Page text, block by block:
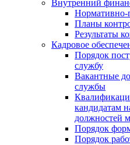
Внутренний
Нормативно-
Планы
Результаты
Кадровое
Порядок
службу
Вакантные
службы
кандидатам
должностей
Порядок
Порядок